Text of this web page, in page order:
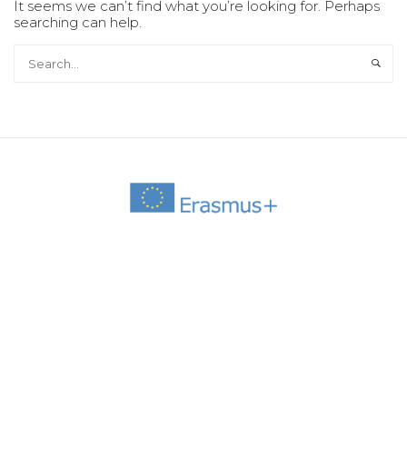
It seems we can’t find what you’re looking for. Perhaps
searching can help.